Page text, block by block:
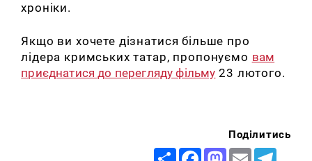
хроніки.
Якщо ви хочете дізнатися більше про
лідера кримських татар, пропонуємо вам
приєднатися до перегляду фільму 23 лютого.
Поділитись
Share FacebookMastodon
Email